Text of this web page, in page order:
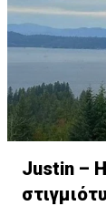
Justin –